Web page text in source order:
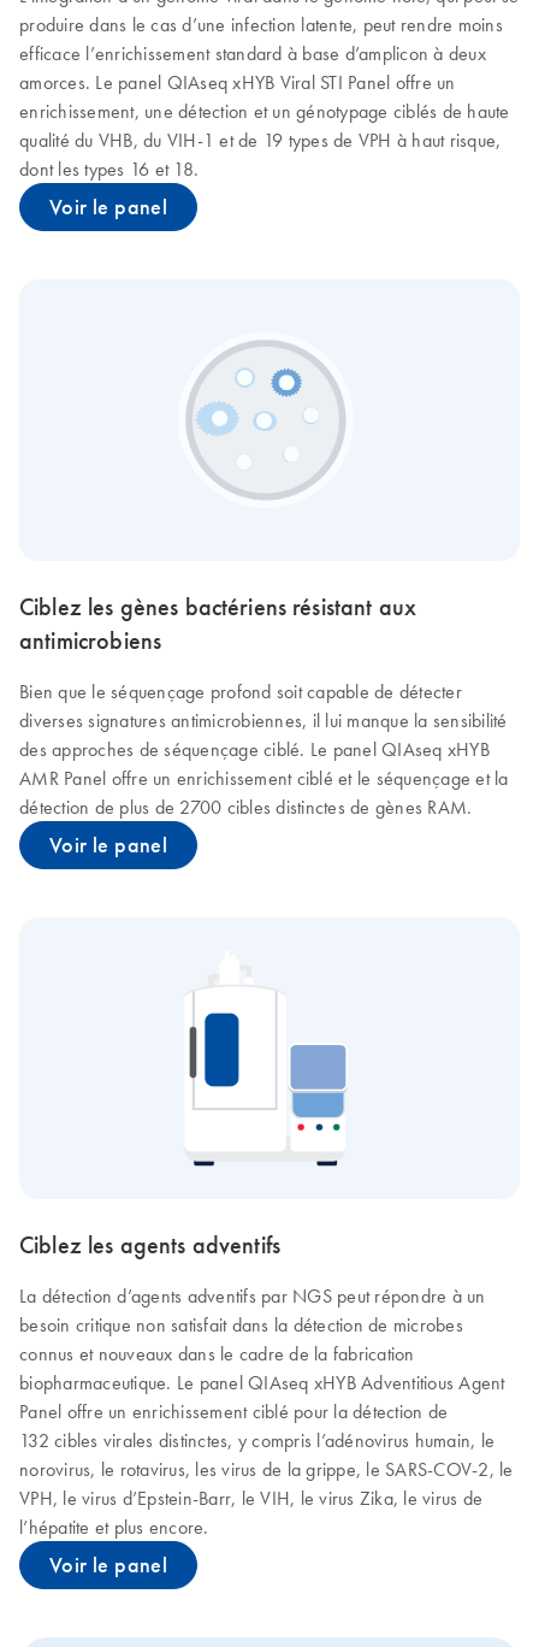
produire dans le cas d’une infection latente, peut rendre moins
efficace l’enrichissement standard à base d’amplicon à deux
amorces. Le panel QIAseq xHYB Viral STI Panel offre un
enrichissement, une détection et un génotypage ciblés de haute
qualité du VHB, du VIH-1 et de 19 types de VPH à haut risque,
dont les types 16 et 18.
Voir le panel
Ciblez les gènes bactériens résistant aux
antimicrobiens
Bien que le séquençage profond soit capable de détecter
diverses signatures antimicrobiennes, il lui manque la sensibilité
des approches de séquençage ciblé. Le panel QIAseq xHYB
AMR Panel offre un enrichissement ciblé et le séquençage et la
détection de plus de 2700 cibles distinctes de gènes RAM.
Voir le panel
Ciblez les agents adventifs
La détection d’agents adventifs par NGS peut répondre à un
besoin critique non satisfait dans la détection de microbes
connus et nouveaux dans le cadre de la fabrication
biopharmaceutique. Le panel QIAseq xHYB Adventitious Agent
Panel offre un enrichissement ciblé pour la détection de
132 cibles virales distinctes, y compris l’adénovirus humain, le
norovirus, le rotavirus, les virus de la grippe, le SARS-COV-2, le
VPH, le virus d’Epstein-Barr, le VIH, le virus Zika, le virus de
l’hépatite et plus encore.
Voir le panel